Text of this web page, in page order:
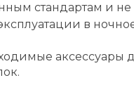
стандартам и
в
аксессуары